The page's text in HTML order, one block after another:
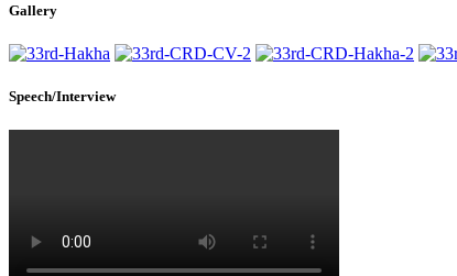
Gallery
Speech/Interview